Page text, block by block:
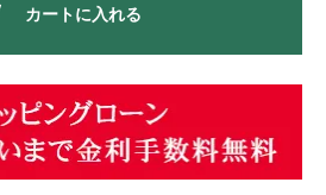
カートに入れる